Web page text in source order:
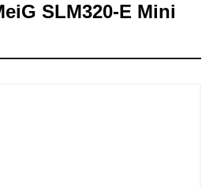
SLM320-E Mini